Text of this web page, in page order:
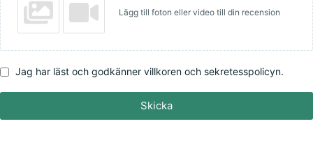
Lägg till foton eller video till din recension
Jag har läst och godkänner villkoren och sekretesspolicyn.
Skicka